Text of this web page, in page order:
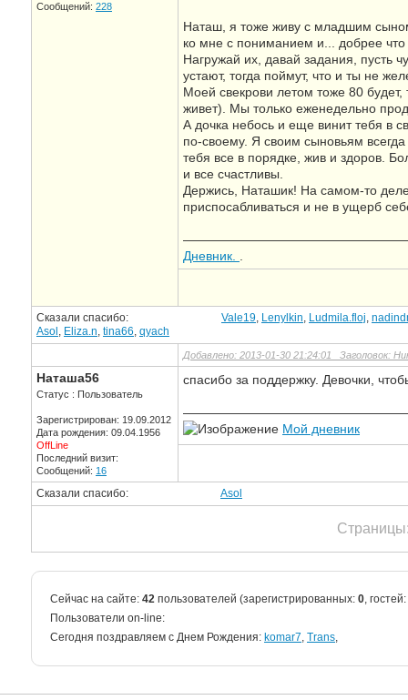
Сообщений: 228
Наташ, я тоже живу с младшим
ко мне с пониманием и... добрее
Нагружай их, давай задания, пусть
устают, тогда поймут, что и ты не
Моей свекрови летом тоже 80 будет,
живет). Мы только еженедельно
А дочка небось и еще винит тебя в
по-своему. Я своим сыновьям
тебя все в порядке, жив и здоров.
и все счастливы.
Держись, Наташик! На самом-то
приспосабливаться и не в ущерб
Дневник.
Сказали спасибо: Vale19, Lenylkin, Ludmila.floj,
Asol , Eliza.n, tina66, qyach
Добавлено: 2013-01-30 21:24:01 Заголовок:
Наташа56
Статус : Пользователь
Зарегистрирован: 19.09.2012
Дата рождения: 09.04.1956
OffLine
Последний визит:
Сообщений: 16
спасибо за поддержку. Девочки,
Мой дневник
Сказали спасибо: Asol
Сейчас на сайте: 42 пользователей (зарегистрированных: 0, гостей:
Пользователи on-line:
Cегодня поздравляем с Днем Рождения: komar7, Trans,